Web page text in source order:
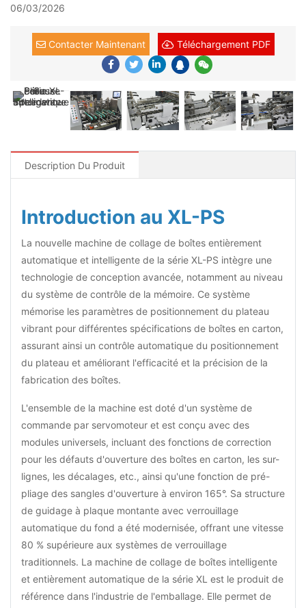
06/03/2026
Contacter Maintenant Téléchargement PDF
Description Du Produit
Introduction au XL-PS
La nouvelle machine de collage de boîtes entièrement
automatique et intelligente de la série XL-PS intègre une
technologie de conception avancée, notamment au niveau
du système de contrôle de la mémoire. Ce système
mémorise les paramètres de positionnement du plateau
vibrant pour différentes spécifications de boîtes en carton,
assurant ainsi un contrôle automatique du positionnement
du plateau et améliorant l'efficacité et la précision de la
fabrication des boîtes.
L'ensemble de la machine est doté d'un système de
commande par servomoteur et est conçu avec des
modules universels, incluant des fonctions de correction
pour les défauts d'ouverture des boîtes en carton, les sur-
lignes, les décalages, etc., ainsi qu'une fonction de pré-
pliage des sangles d'ouverture à environ 165°. Sa structure
de guidage à plaque montante avec verrouillage
automatique du fond a été modernisée, offrant une vitesse
80 % supérieure aux systèmes de verrouillage
traditionnels. La machine de collage de boîtes intelligente
et entièrement automatique de la série XL est le produit de
référence dans l'industrie de l'emballage. Elle permet de